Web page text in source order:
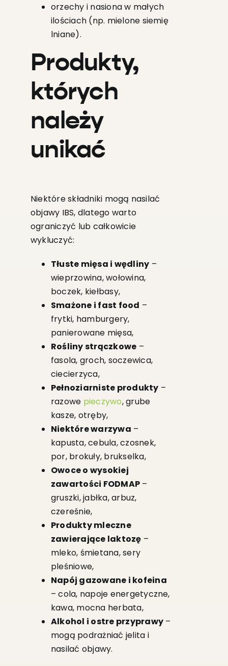
orzechy i nasiona w małych
ilościach (np. mielone siemię
lniane).
Produkty,
których
należy
unikać
Niektóre składniki mogą nasilać
objawy IBS, dlatego warto
ograniczyć lub całkowicie
wykluczyć:
Tłuste mięsa i wędliny –
wieprzowina, wołowina,
boczek, kiełbasy,
Smażone i fast food –
frytki, hamburgery,
panierowane mięsa,
Rośliny strączkowe –
fasola, groch, soczewica,
ciecierzyca,
Pełnoziarniste produkty –
razowe pieczywo, grube
kasze, otręby,
Niektóre warzywa –
kapusta, cebula, czosnek,
por, brokuły, brukselka,
Owoce o wysokiej
zawartości FODMAP –
gruszki, jabłka, arbuz,
czereśnie,
Produkty mleczne
zawierające laktozę –
mleko, śmietana, sery
pleśniowe,
Napój gazowane i kofeina
– cola, napoje energetyczne,
kawa, mocna herbata,
Alkohol i ostre przyprawy–
mogą podrażniać jelita i
nasilać objawy.